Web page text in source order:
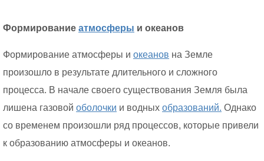
Формирование атмосферы и океанов
Формирование атмосферы и океанов на Земле
произошло в результате длительного и сложного
процесса. В начале своего существования Земля была
лишена газовой оболочки и водных образований. Однако
со временем произошли ряд процессов, которые привели
к образованию атмосферы и океанов.